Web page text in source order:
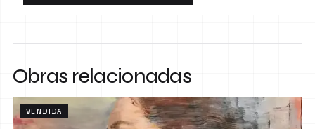
Obras relacionadas
VENDIDA